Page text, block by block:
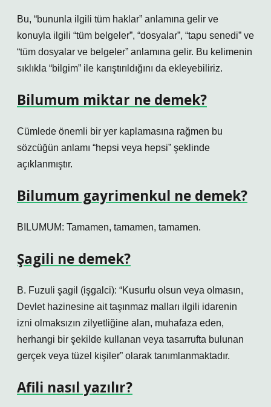
Bu, “bununla ilgili tüm haklar” anlamına gelir ve
konuyla ilgili “tüm belgeler”, “dosyalar”, “tapu senedi” ve
“tüm dosyalar ve belgeler” anlamına gelir. Bu kelimenin
sıklıkla “bilgim” ile karıştırıldığını da ekleyebiliriz.
Bilumum miktar ne demek?
Cümlede önemli bir yer kaplamasına rağmen bu
sözcüğün anlamı “hepsi veya hepsi” şeklinde
açıklanmıştır.
Bilumum gayrimenkul ne demek?
BILUMUM: Tamamen, tamamen, tamamen.
Şagili ne demek?
B. Fuzuli şagil (işgalci): “Kusurlu olsun veya olmasın,
Devlet hazinesine ait taşınmaz malları ilgili idarenin
izni olmaksızın zilyetliğine alan, muhafaza eden,
herhangi bir şekilde kullanan veya tasarrufta bulunan
gerçek veya tüzel kişiler” olarak tanımlanmaktadır.
Afili nasıl yazılır?